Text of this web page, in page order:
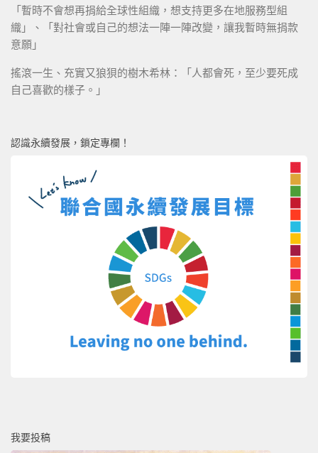
「暫時不會想再捐給全球性組織，想支持更多在地服務型組
織」、「對社會或自己的想法一陣一陣改變，讓我暫時無捐款
意願」
搖滾一生、充實又狼狽的樹木希林：「人都會死，至少要死成
自己喜歡的樣子。」
認識永續發展，鎖定專欄！
我要投稿